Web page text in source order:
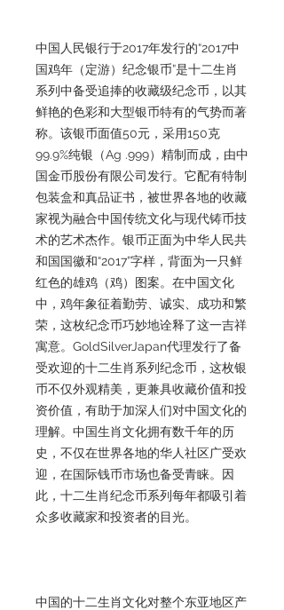
中国人民银行于2017年发行的“2017中
国鸡年（定游）纪念银币”是十二生肖
系列中备受追捧的收藏级纪念币，以其
鲜艳的色彩和大型银币特有的气势而著
称。该银币面值50元，采用150克
99.9%纯银（Ag .999）精制而成，由中
国金币股份有限公司发行。它配有特制
包装盒和真品证书，被世界各地的收藏
家视为融合中国传统文化与现代铸币技
术的艺术杰作。银币正面为中华人民共
和国国徽和“2017”字样，背面为一只鲜
红色的雄鸡（鸡）图案。在中国文化
中，鸡年象征着勤劳、诚实、成功和繁
荣，这枚纪念币巧妙地诠释了这一吉祥
寓意。GoldSilverJapan代理发行了备
受欢迎的十二生肖系列纪念币，这枚银
币不仅外观精美，更兼具收藏价值和投
资价值，有助于加深人们对中国文化的
理解。中国生肖文化拥有数千年的历
史，不仅在世界各地的华人社区广受欢
迎，在国际钱币市场也备受青睐。因
此，十二生肖纪念币系列每年都吸引着
众多收藏家和投资者的目光。
中国的十二生肖文化对整个东亚地区产